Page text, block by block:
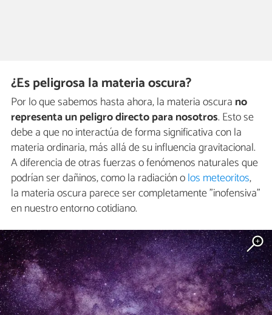
¿Es peligrosa la materia oscura?
Por lo que sabemos hasta ahora, la materia oscura no
representa un peligro directo para nosotros. Esto se
debe a que no interactúa de forma significativa con la
materia ordinaria, más allá de su influencia gravitacional.
A diferencia de otras fuerzas o fenómenos naturales que
podrían ser dañinos, como la radiación olos meteoritos,
la materia oscura parece ser completamente "inofensiva"
en nuestro entorno cotidiano.